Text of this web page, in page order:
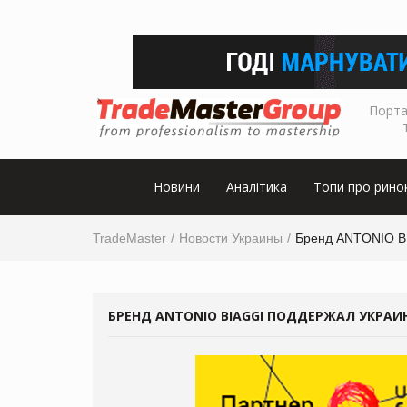
Новини Аналітика Топи про
TradeMaster Новости Украины Бренд ANTONIO
БРЕНД ANTONIO BIAGGI ПОДДЕРЖАЛ